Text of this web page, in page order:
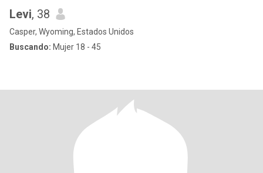
Levi, 38
Casper, Wyoming, Estados Unidos
Buscando: Mujer 18 - 45